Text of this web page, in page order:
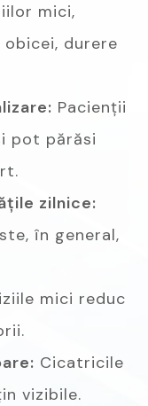
mici,
durere
Pacienții
pot părăsi
zilnice:
în general,
mici reduc
Cicatricile
vizibile.